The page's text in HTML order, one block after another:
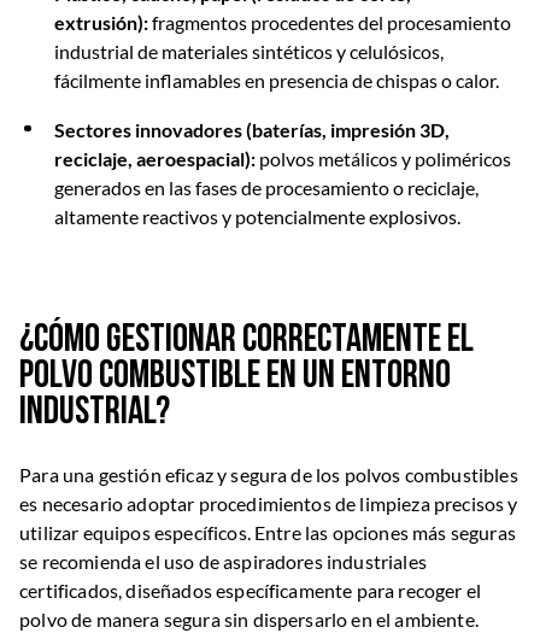
extrusión):fragmentos procedentes del procesamiento
industrial de materiales sintéticos y celulósicos,
fácilmente inflamables en presencia de chispas o calor.
Sectores innovadores (baterías, impresión 3D,
reciclaje, aeroespacial): polvos metálicos y poliméricos
generados en las fases de procesamiento o reciclaje,
altamente reactivos y potencialmente explosivos.
¿Cómo gestionar correctamente el
polvo combustible en un entorno
industrial?
Para una gestión eficaz y segura de los polvos combustibles
es necesario adoptar procedimientos de limpieza precisos y
utilizar equipos específicos. Entre las opciones más seguras
se recomienda el uso de aspiradores industriales
certificados, diseñados específicamente para recoger el
polvo de manera segura sin dispersarlo en el ambiente.